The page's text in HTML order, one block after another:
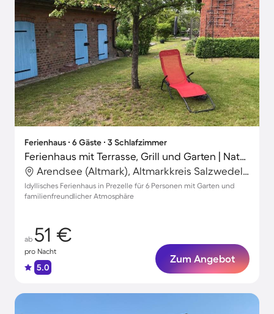
Ferienhaus ∙ 6 Gäste ∙ 3 Schlafzimmer
Ferienhaus mit Terrasse, Grill und Garten | Naturblick
Arendsee (Altmark), Altmarkkreis Salzwedel, Deutschland
Idyllisches Ferienhaus in Prezelle für 6 Personen mit Garten und
familienfreundlicher Atmosphäre
ab 51 €
pro Nacht
5.0
Zum Angebot